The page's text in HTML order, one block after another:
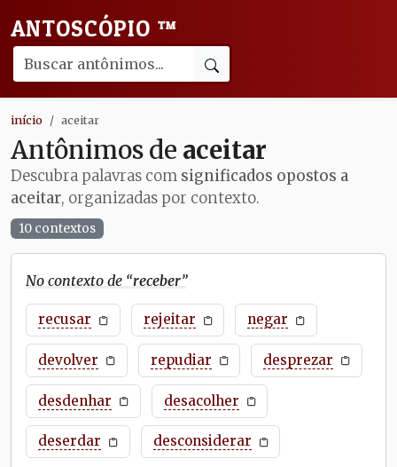
ANTOSCÓPIO ™
início aceitar
Antônimos de aceitar
Descubra palavras com significados opostos a
aceitar, organizadas por contexto.
10 contextos
No contexto de “receber”
recusar rejeitar negar
devolver repudiar desprezar
desdenhar desacolher
deserdar desconsiderar